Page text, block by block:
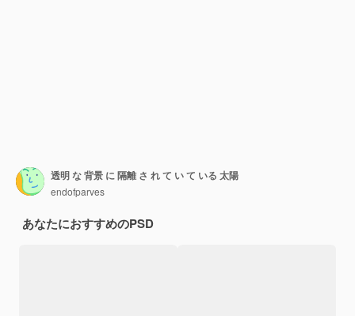
透明 な 背景 に 隔離 さ れ て い て いる 太陽
endofparves
あなたにおすすめのPSD